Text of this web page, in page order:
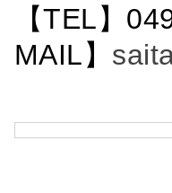
【TEL
MAIL】